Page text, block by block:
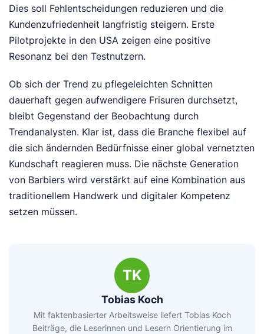
Dies soll Fehlentscheidungen reduzieren und die
Kundenzufriedenheit langfristig steigern. Erste
Pilotprojekte in den USA zeigen eine positive
Resonanz bei den Testnutzern.
Ob sich der Trend zu pflegeleichten Schnitten
dauerhaft gegen aufwendigere Frisuren durchsetzt,
bleibt Gegenstand der Beobachtung durch
Trendanalysten. Klar ist, dass die Branche flexibel auf
die sich ändernden Bedürfnisse einer global vernetzten
Kundschaft reagieren muss. Die nächste Generation
von Barbiers wird verstärkt auf eine Kombination aus
traditionellem Handwerk und digitaler Kompetenz
setzen müssen.
TK
Tobias Koch
Mit faktenbasierter Arbeitsweise liefert Tobias Koch
Beiträge, die Leserinnen und Lesern Orientierung im